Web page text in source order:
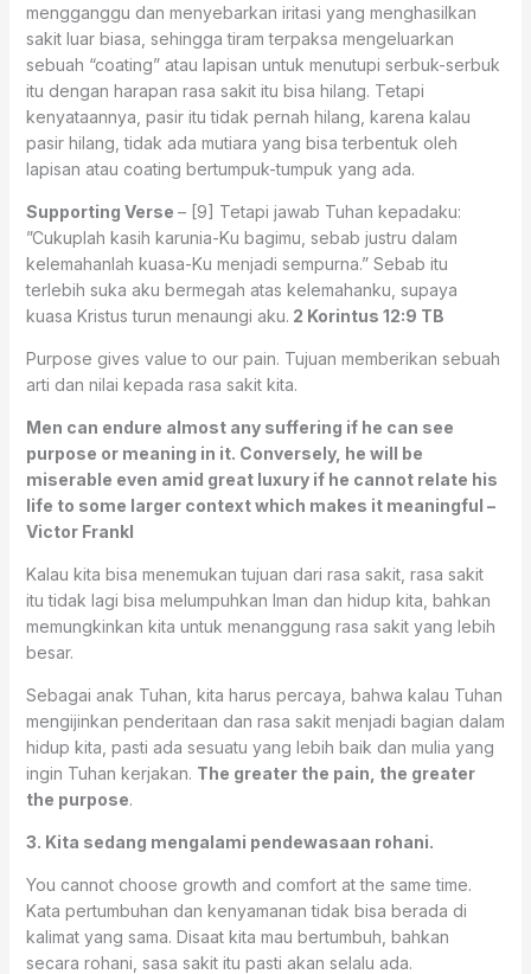
mengganggu dan menyebarkan iritasi yang menghasilkan
sakit luar biasa, sehingga tiram terpaksa mengeluarkan
sebuah “coating” atau lapisan untuk menutupi serbuk-serbuk
itu dengan harapan rasa sakit itu bisa hilang. Tetapi
kenyataannya, pasir itu tidak pernah hilang, karena kalau
pasir hilang, tidak ada mutiara yang bisa terbentuk oleh
lapisan atau coating bertumpuk-tumpuk yang ada.
Supporting Verse – [9] Tetapi jawab Tuhan kepadaku:
”Cukuplah kasih karunia-Ku bagimu, sebab justru dalam
kelemahanlah kuasa-Ku menjadi sempurna.” Sebab itu
terlebih suka aku bermegah atas kelemahanku, supaya
kuasa Kristus turun menaungi aku. 2 Korintus 12:9 TB
Purpose gives value to our pain. Tujuan memberikan sebuah
arti dan nilai kepada rasa sakit kita.
Men can endure almost any suffering if he can see
purpose or meaning in it. Conversely, he will be
miserable even amid great luxury if he cannot relate his
life to some larger context which makes it meaningful –
Victor Frankl
Kalau kita bisa menemukan tujuan dari rasa sakit, rasa sakit
itu tidak lagi bisa melumpuhkan Iman dan hidup kita, bahkan
memungkinkan kita untuk menanggung rasa sakit yang lebih
besar.
Sebagai anak Tuhan, kita harus percaya, bahwa kalau Tuhan
mengijinkan penderitaan dan rasa sakit menjadi bagian dalam
hidup kita, pasti ada sesuatu yang lebih baik dan mulia yang
ingin Tuhan kerjakan. The greater the pain, the greater
the purpose.
3. Kita sedang mengalami pendewasaan rohani.
You cannot choose growth and comfort at the same time.
Kata pertumbuhan dan kenyamanan tidak bisa berada di
kalimat yang sama. Disaat kita mau bertumbuh, bahkan
secara rohani, sasa sakit itu pasti akan selalu ada.